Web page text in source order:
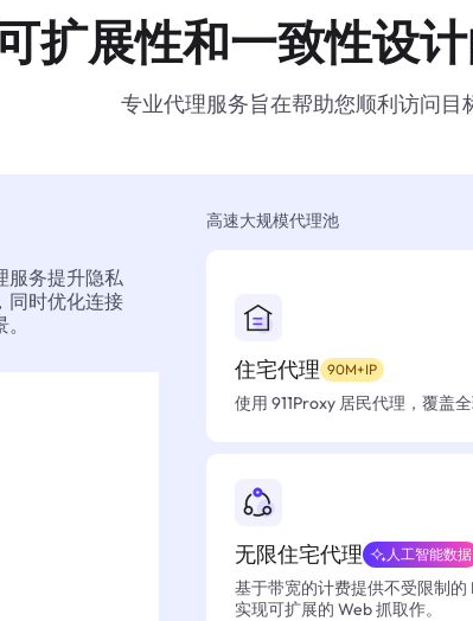
扩展性和一致性设
专业代理服务旨在帮助您顺利访问目
服务提升隐私
同时优化连接
高速大规模代理池
住宅代理 90M+IP
使用 911Proxy 居民代理，覆盖
无限住宅代理 人工智能数据
基于带宽的计费提供不受限制
实现可扩展的 Web 抓取作。